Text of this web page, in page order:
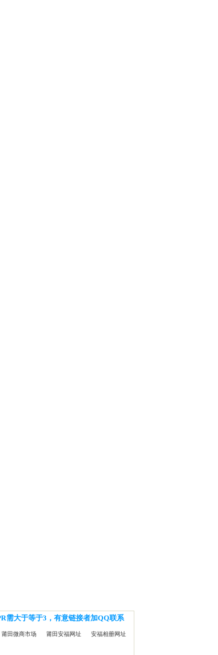
需大于等于3，有意链接者加QQ联系
莆田微商市场 莆田安福网址 安福相册网址